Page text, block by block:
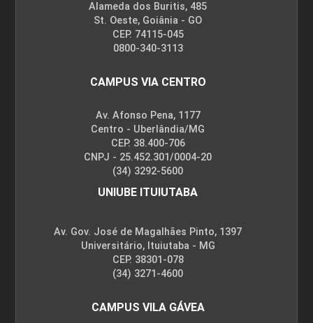
Alameda dos Buritis, 485
St. Oeste, Goiânia - GO
CEP. 74115-045
0800-340-3113
CAMPUS VIA CENTRO
Av. Afonso Pena, 1177
Centro - Uberlândia/MG
CEP. 38.400-706
CNPJ - 25.452.301/0004-20
(34) 3292-5600
UNIUBE ITUIUTABA
Av. Gov. José de Magalhães Pinto, 1397
Universitário, Ituiutaba - MG
CEP. 38301-078
(34) 3271-4600
CAMPUS VILA GÁVEA